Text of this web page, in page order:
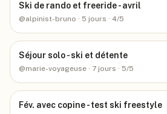
Ski de rando et freeride - avril
@alpinist-bruno · 5 jours · 4/5
Séjour solo - ski et détente
@marie-voyageuse · 7 jours · 5/5
Fév. avec copine - test ski freestyle